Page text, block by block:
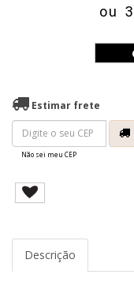
ou
Estimar frete
Não sei meu CEP
Descrição